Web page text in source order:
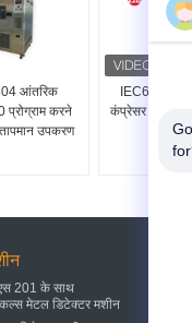
आंतरिक
करने
उपकरण
IEC68-2-03
कंप्रेसर पर्यावरण
201 के साथ
मेटल डिटेक्टर मशीन